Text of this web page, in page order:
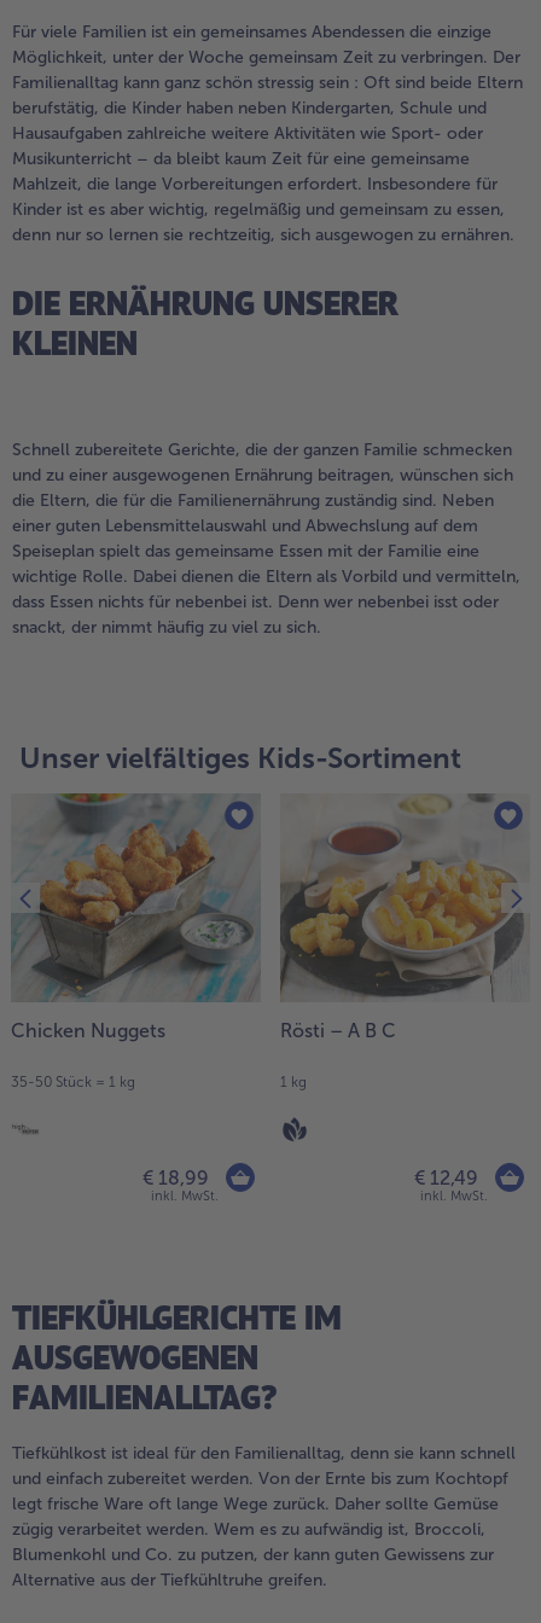
alle Hausmannskost & Suppen
Obst
alle Obst
Brot & Gebäck
alle Brot & Gebäck
Süße Vielfalt
alle Süße Vielfalt
Confiserie & Feinkost
alle Confiserie & Feinkost
Wein & Spirituosen
alle Wein & Spirituosen
alle Küchenhelfer
Für viele Familien ist ein gemeinsames Abendessen die einzige
Möglichkeit, unter der Woche gemeinsam Zeit zu verbringen. Der
Familienalltag kann ganz schön stressig sein : Oft sind beide Eltern
berufstätig, die Kinder haben neben Kindergarten, Schule und
Hausaufgaben zahlreiche weitere Aktivitäten wie Sport- oder
Musikunterricht – da bleibt kaum Zeit für eine gemeinsame
Mahlzeit, die lange Vorbereitungen erfordert. Insbesondere für
Kinder ist es aber wichtig, regelmäßig und gemeinsam zu essen,
denn nur so lernen sie rechtzeitig, sich ausgewogen zu ernähren.
DIE ERNÄHRUNG UNSERER
KLEINEN
Schnell zubereitete Gerichte, die der ganzen Familie schmecken
und zu einer ausgewogenen Ernährung beitragen, wünschen sich
die Eltern, die für die Familienernährung zuständig sind. Neben
einer guten Lebensmittelauswahl und Abwechslung auf dem
Speiseplan spielt das gemeinsame Essen mit der Familie eine
wichtige Rolle. Dabei dienen die Eltern als Vorbild und vermitteln,
dass Essen nichts für nebenbei ist. Denn wer nebenbei isst oder
snackt, der nimmt häufig zu viel zu sich.
Unser vielfältiges Kids-Sortiment
Chicken Nuggets
35-50 Stück = 1 kg
€ 18,99
inkl. MwSt.
Rösti – A B C
1 kg
€ 12,49
inkl. MwSt.
TIEFKÜHLGERICHTE IM
AUSGEWOGENEN
FAMILIENALLTAG?
Tiefkühlkost ist ideal für den Familienalltag, denn sie kann schnell
und einfach zubereitet werden. Von der Ernte bis zum Kochtopf
legt frische Ware oft lange Wege zurück. Daher sollte Gemüse
zügig verarbeitet werden. Wem es zu aufwändig ist, Broccoli,
Blumenkohl und Co. zu putzen, der kann guten Gewissens zur
Alternative aus der Tiefkühltruhe greifen.